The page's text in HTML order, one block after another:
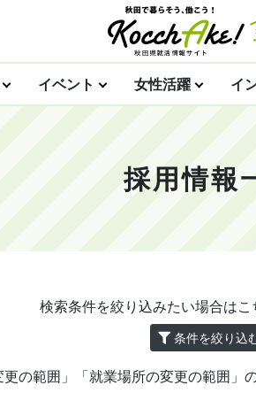
イベント 女性活躍 イ
採用情報
検索条件を絞り込みたい場合はこ
条件を絞り込
更の範囲」「就業場所の変更の範囲」